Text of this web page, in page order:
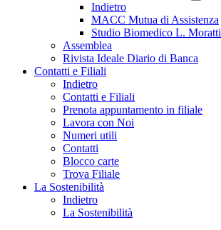
Indietro
MACC Mutua di Assistenza
Studio Biomedico L. Moratti
Assemblea
Rivista Ideale Diario di Banca
Contatti e Filiali
Indietro
Contatti e Filiali
Prenota appuntamento in filiale
Lavora con Noi
Numeri utili
Contatti
Blocco carte
Trova Filiale
La Sostenibilità
Indietro
La Sostenibilità